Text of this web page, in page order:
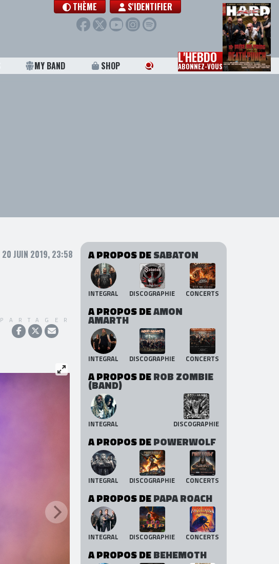
THÈME S'IDENTIFIER
MY BAND SHOP L'HEBDO
ABONNEZ-VOUS
20 JUIN 2019, 23:58
PARTAGER
A PROPOS DESABATON
INTEGRAL DISCOGRAPHIE CONCERTS
A PROPOS DEAMON
AMARTH
INTEGRAL DISCOGRAPHIE CONCERTS
A PROPOS DEROB ZOMBIE
(BAND)
INTEGRAL DISCOGRAPHIE
A PROPOS DEPOWERWOLF
INTEGRAL DISCOGRAPHIE CONCERTS
A PROPOS DEPAPA ROACH
INTEGRAL DISCOGRAPHIE CONCERTS
A PROPOS DEBEHEMOTH